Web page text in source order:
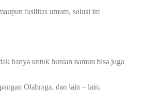
fasilitas umum, solusi ini
hanya untuk hunian namun bisa juga
Olahraga, dan lain – lain,